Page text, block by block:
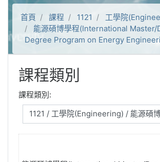
首頁 課程 1121
工學院
能源碩博學程(International Master/
Degree Program on Energy
課程類別
課程類別: